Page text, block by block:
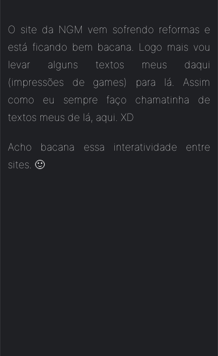
O site da NGM vem sofrendo reformas e
está ficando bem bacana. Logo mais vou
levar alguns textos meus daqui
(impressões de games) para lá. Assim
como eu sempre faço chamatinha de
textos meus de lá, aqui. XD
Acho bacana essa interatividade entre
sites. 🙂